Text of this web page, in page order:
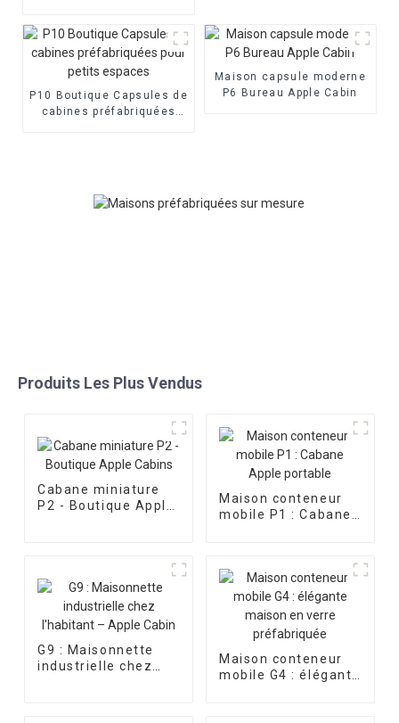
P10 Boutique Capsules de
cabines préfabriquées
Maison capsule moderne
P6 Bureau Apple Cabin
Produits Les Plus Vendus
Cabane miniature
P2 - Boutique Apple
Maison conteneur
mobile P1 : Cabane
G9 : Maisonnette
industrielle chez
Maison conteneur
mobile G4 : élégante